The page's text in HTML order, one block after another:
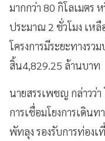
มากกว่า 80 กิโลเมตร
ประมาณ 2 ชั่วโมง เห
โครงการมีระยะทางรว
สิ้น4,829.25 ล้านบาท
นายสรรเพชญ กล่าวว่
การเชื่อมโยงการเดินท
พัทลุง รองรับการท่องเ